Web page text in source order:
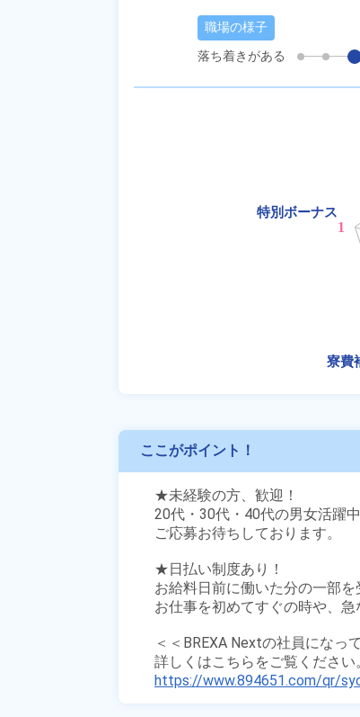
職場の様子
落ち着きがある
ここがポイント！
★未経験の方、歓迎！
20代・30代・40代の男女活躍中
ご応募お待ちしております。
★日払い制度あり！
お給料日前に働いた分の一部を
お仕事を初めてすぐの時や、
＜＜BREXA Nextの社員になっ
https://www.894651.com/qr/